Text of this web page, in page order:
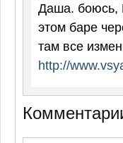
Даша. боюсь,
этом баре
там все
http://